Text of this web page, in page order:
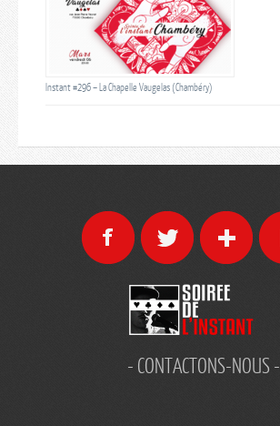
Instant #296 – La Chapelle Vaugelas (Chambéry)
- CONTACTONS-NOUS -